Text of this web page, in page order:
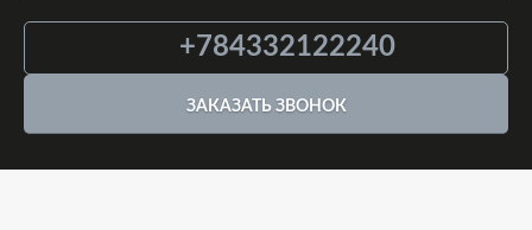
+784332122240
ЗАКАЗАТЬ ЗВОНОК